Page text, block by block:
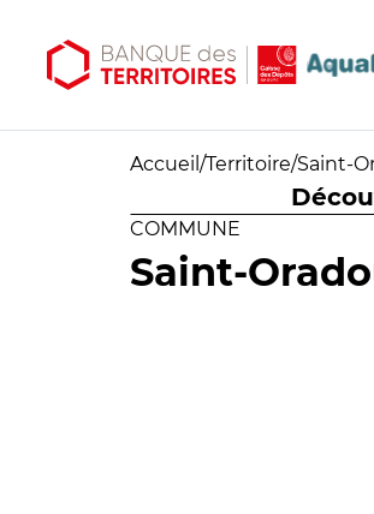
Accueil /Territoire/Saint-
COMMUNE
Saint-